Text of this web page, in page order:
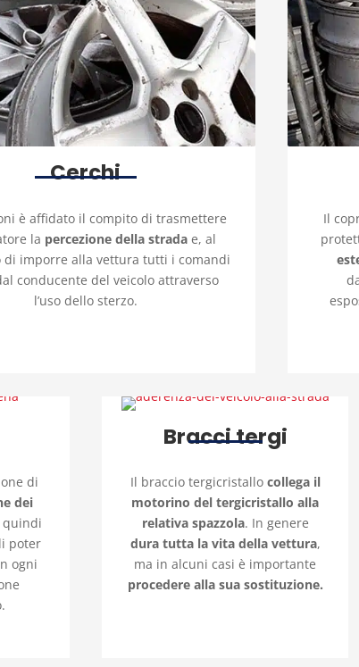
Cerchi
è affidato il compito di trasmettere
la percezione della strada e, al
di imporre alla vettura tutti i comandi
conducente del veicolo attraverso
l’uso dello sterzo.
Il
di
dei
quindi
poter
ogni
Bracci tergi
Il braccio tergicristallo collega il
motorino del tergicristallo alla
relativa spazzola. In genere
dura tutta la vita della vettura,
ma in alcuni casi è importante
procedere alla sua sostituzione.